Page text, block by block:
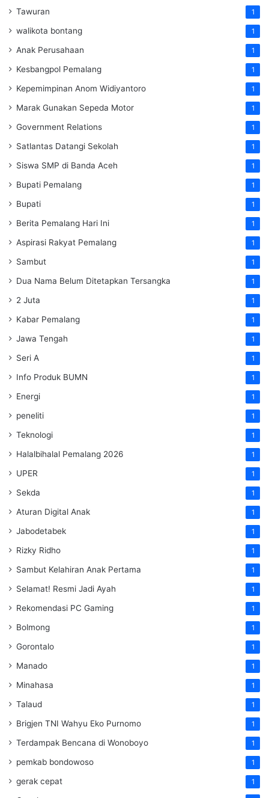
Tawuran 1
walikota bontang 1
Anak Perusahaan 1
Kesbangpol Pemalang 1
Kepemimpinan Anom Widiyantoro 1
Marak Gunakan Sepeda Motor 1
Government Relations 1
Satlantas Datangi Sekolah 1
Siswa SMP di Banda Aceh 1
Bupati Pemalang 1
Bupati 1
Berita Pemalang Hari Ini 1
Aspirasi Rakyat Pemalang 1
Sambut 1
Dua Nama Belum Ditetapkan Tersangka 1
2 Juta 1
Kabar Pemalang 1
Jawa Tengah 1
Seri A 1
Info Produk BUMN 1
Energi 1
peneliti 1
Teknologi 1
Halalbihalal Pemalang 2026 1
UPER 1
Sekda 1
Aturan Digital Anak 1
Jabodetabek 1
Rizky Ridho 1
Sambut Kelahiran Anak Pertama 1
Selamat! Resmi Jadi Ayah 1
Rekomendasi PC Gaming 1
Bolmong 1
Gorontalo 1
Manado 1
Minahasa 1
Talaud 1
Brigjen TNI Wahyu Eko Purnomo 1
Terdampak Bencana di Wonoboyo 1
pemkab bondowoso 1
gerak cepat 1